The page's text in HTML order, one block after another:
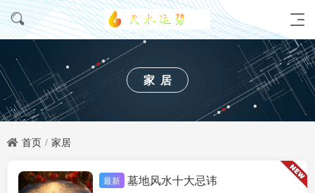
家居
首页 家居
家居
最新 墓地风水十大忌讳